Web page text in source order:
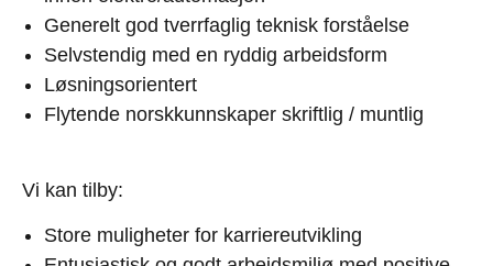
Generelt god tverrfaglig teknisk forståelse
Selvstendig med en ryddig arbeidsform
Løsningsorientert
Flytende norskkunnskaper skriftlig / muntlig
Vi kan tilby:
Store muligheter for karriereutvikling